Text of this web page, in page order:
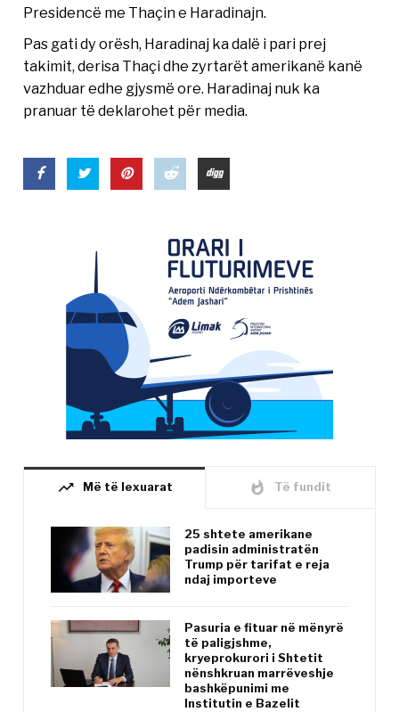
Presidencë me Thaçin e Haradinajn.
Pas gati dy orësh, Haradinaj ka dalë i pari prej
takimit, derisa Thaçi dhe zyrtarët amerikanë kanë
vazhduar edhe gjysmë ore. Haradinaj nuk ka
pranuar të deklarohet për media.
trending_up Më të lexuarat whatshot Të fundit
25 shtete amerikane
padisin administratën
Trump për tarifat e reja
ndaj importeve
Pasuria e fituar në mënyrë
të paligjshme,
kryeprokurori i Shtetit
nënshkruan marrëveshje
bashkëpunimi me
Institutin e Bazelit